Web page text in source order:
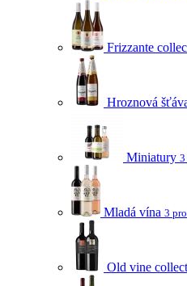
Frizzante
Hroznová
Miniatury
Mladá vína 3
Old vine